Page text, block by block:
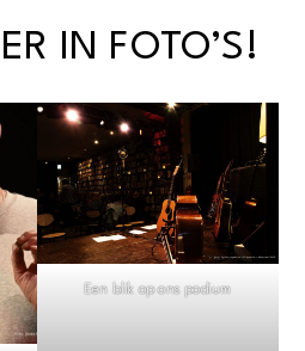
IN FOTO’S!
Een blik op ons podium